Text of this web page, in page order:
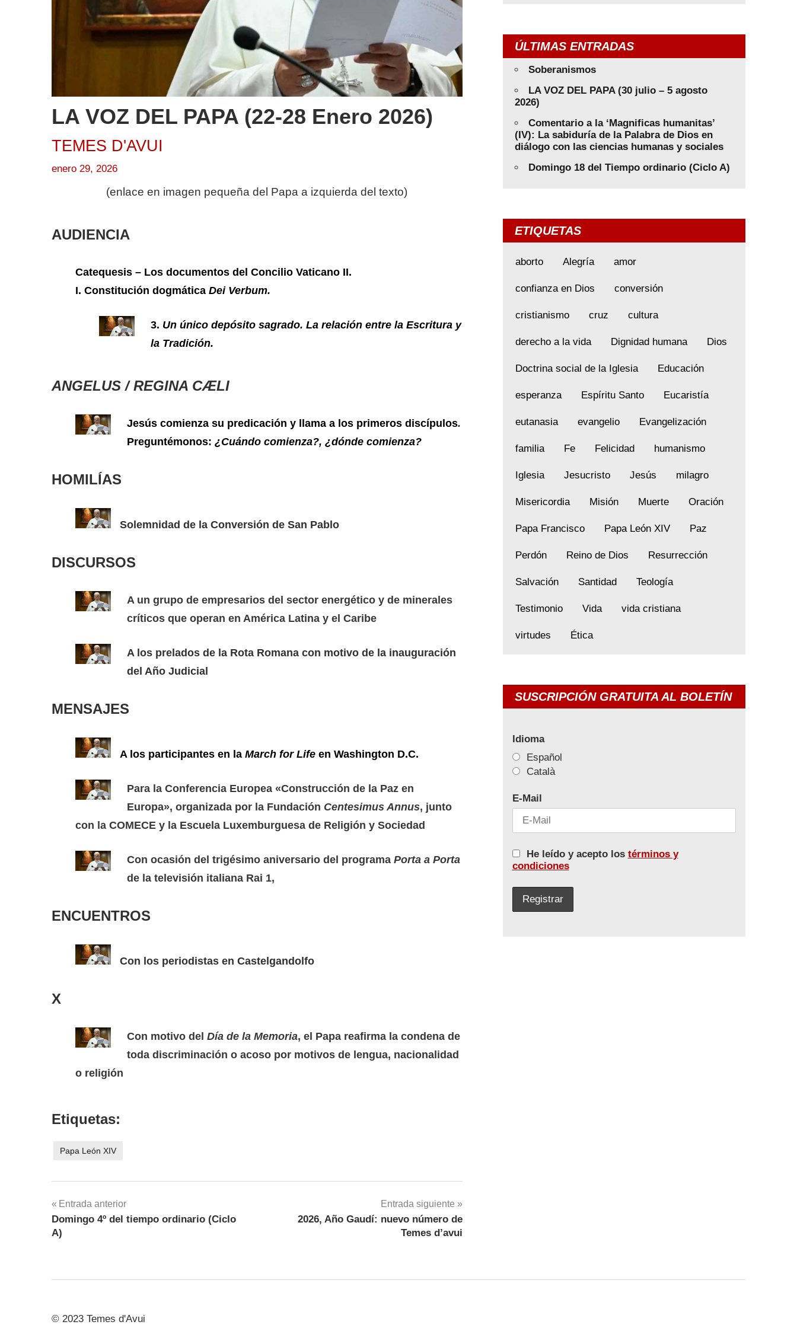
LA VOZ DEL PAPA (22-28 Enero 2026)
TEMES D'AVUI
enero 29, 2026
(enlace en imagen pequeña del Papa a izquierda del texto)
AUDIENCIA
Catequesis – Los documentos del Concilio Vaticano II.
I. Constitución dogmática Dei Verbum.
3. Un único depósito sagrado. La relación entre la Escritura y
la Tradición.
ANGELUS / REGINA CÆLI
Jesús comienza su predicación y llama a los primeros discípulos.
Preguntémonos: ¿Cuándo comienza?, ¿dónde comienza?
HOMILÍAS
Solemnidad de la Conversión de San Pablo
DISCURSOS
A un grupo de empresarios del sector energético y de minerales
críticos que operan en América Latina y el Caribe
A los prelados de la Rota Romana con motivo de la inauguración
del Año Judicial
MENSAJES
A los participantes en la March for Life en Washington D.C.
Para la Conferencia Europea «Construcción de la Paz en
Europa», organizada por la Fundación Centesimus Annus, junto
con la COMECE y la Escuela Luxemburguesa de Religión y Sociedad
Con ocasión del trigésimo aniversario del programa Porta a Porta
de la televisión italiana Rai 1,
ENCUENTROS
Con los periodistas en Castelgandolfo
X
Con motivo del Día de la Memoria, el Papa reafirma la condena de
toda discriminación o acoso por motivos de lengua, nacionalidad
o religión
Etiquetas:
Papa León XIV
Navegación
de
Entrada anterior
Domingo 4º del tiempo ordinario (Ciclo
A)
Entrada siguiente
2026, Año Gaudí: nuevo número de
Temes d’avui
ÚLTIMAS ENTRADAS
Soberanismos
LA VOZ DEL PAPA (30 julio – 5 agosto
2026)
Comentario a la ‘Magnificas humanitas’
(IV): La sabiduría de la Palabra de Dios en
diálogo con las ciencias humanas y sociales
Domingo 18 del Tiempo ordinario (Ciclo A)
ETIQUETAS
aborto Alegría amor
confianza en Dios conversión
cristianismo cruz cultura
derecho a la vida Dignidad humana Dios
Doctrina social de la Iglesia Educación
esperanza Espíritu Santo Eucaristía
eutanasia evangelio Evangelización
familia Fe Felicidad humanismo
Iglesia Jesucristo Jesús milagro
Misericordia Misión Muerte Oración
Papa Francisco Papa León XIV Paz
Perdón Reino de Dios Resurrección
Salvación Santidad Teología
Testimonio Vida vida cristiana
virtudes Ética
SUSCRIPCIÓN GRATUITA AL BOLETÍN
Idioma
Español
Català
E-Mail
He leído y acepto los términos y
condiciones
© 2023 Temes d'Avui